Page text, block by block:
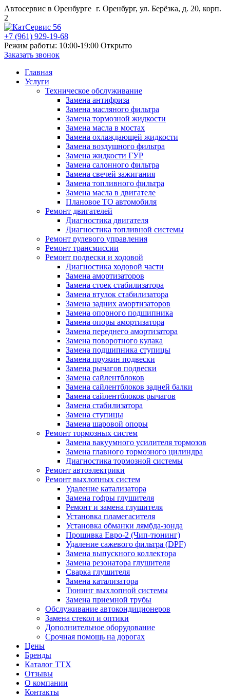
Автосервис в Оренбурге г. Оренбург, ул. Берёзка, д. 20, корп.
2
+7 (961) 929-19-68
Режим работы: 10:00-19:00 Открыто
Заказать звонок
Главная
Услуги
Техническое обслуживание
Замена антифриза
Замена масляного фильтра
Замена тормозной жидкости
Замена масла в мостах
Замена охлаждающей жидкости
Замена воздушного фильтра
Замена жидкости ГУР
Замена салонного фильтра
Замена свечей зажигания
Замена топливного фильтра
Замена масла в двигателе
Плановое ТО автомобиля
Ремонт двигателей
Диагностика двигателя
Диагностика топливной системы
Ремонт рулевого управления
Ремонт трансмиссии
Ремонт подвески и ходовой
Диагностика ходовой части
Замена амортизаторов
Замена стоек стабилизатора
Замена втулок стабилизатора
Замена задних амортизаторов
Замена опорного подшипника
Замена опоры амортизатора
Замена переднего амортизатора
Замена поворотного кулака
Замена подшипника ступицы
Замена пружин подвески
Замена рычагов подвески
Замена сайлентблоков
Замена сайлентблоков задней балки
Замена сайлентблоков рычагов
Замена стабилизатора
Замена ступицы
Замена шаровой опоры
Ремонт тормозных систем
Замена вакуумного усилителя тормозов
Замена главного тормозного цилиндра
Диагностика тормозной системы
Ремонт автоэлектрики
Ремонт выхлопных систем
Удаление катализатора
Замена гофры глушителя
Ремонт и замена глушителя
Установка пламегасителя
Установка обманки лямбда-зонда
Прошивка Евро-2 (Чип-тюнинг)
Удаление сажевого фильтра (DPF)
Замена выпускного коллектора
Замена резонатора глушителя
Сварка глушителя
Замена катализатора
Тюнинг выхлопной системы
Замена приемной трубы
Обслуживание автокондиционеров
Замена стекол и оптики
Дополнительное оборудование
Срочная помощь на дорогах
Цены
Бренды
Каталог ТТХ
Отзывы
О компании
Контакты